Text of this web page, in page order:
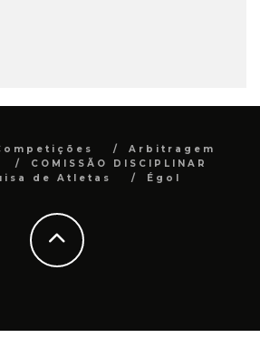
Arbitragem
COMISSÃO DISCIPLINAR
de Atletas
Égol